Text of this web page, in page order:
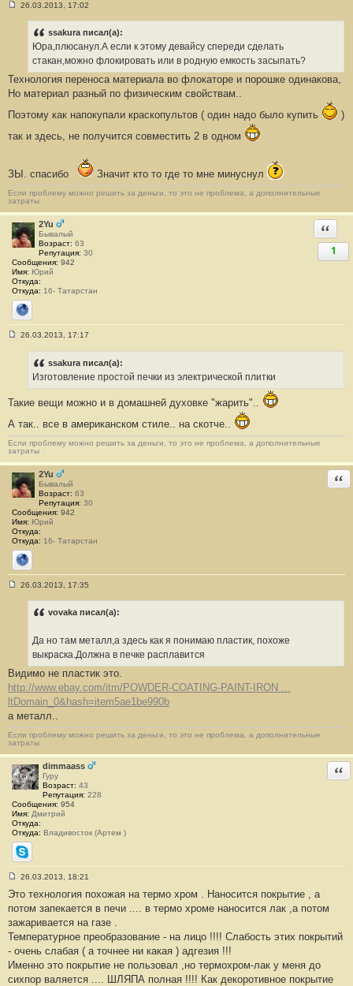
и
#
3
26.03.2013, 17:02
ssakura писал(а):
Юра,плюсанул.А если к этому девайсу спереди сделать
стакан,можно флокировать или в родную емкость засыпать?
Технология переноса материала во флокаторе и порошке одинакова,
Но материал разный по физическим свойствам..
Поэтому как напокупали краскопультов ( один надо было купить
)
так и здесь, не получится совместить 2 в одном
ЗЫ. спасибо Значит кто то где то мне минуснул
Если проблему можно решить за деньги, то это не проблема, а дополнительные
затраты
2Yu
Бывалый
Возраст: 63
Репутация: 30
Сообщения: 942
Имя: Юрий
Откуда:
Откуда: 16- Татарстан
Сайт
1
н
и
#
4
4
26.03.2013, 17:17
ssakura писал(а):
Изготовление простой печки из электрической плитки
Такие вещи можно и в домашней духовке "жарить"..
А так.. все в американском стиле.. на скотче..
Если проблему можно решить за деньги, то это не проблема, а дополнительные
затраты
2Yu
Бывалый
Возраст: 63
Репутация: 30
Сообщения: 942
Имя: Юрий
Откуда:
Откуда: 16- Татарстан
Сайт
#
4
5
26.03.2013, 17:35
vovaka писал(а):
Да но там металл,а здесь как я понимаю пластик, похоже
выкраска.Должна в печке расплавится
Видимо не пластик это.
http://www.ebay.com/itm/POWDER-COATING-PAINT-IRON ...
ltDomain_0&hash=item5ae1be990b
а металл..
Если проблему можно решить за деньги, то это не проблема, а дополнительные
затраты
dimmaass
Гуру
Возраст: 43
Репутация: 228
Сообщения: 954
Имя: Дмитрий
Откуда:
Откуда: Владивосток (Артем )
Skype
о
б
щ
н
и
#
4
26.03.2013, 18:21
Это технология похожая на термо хром . Наносится покрытие , а
потом запекается в печи .... в термо хроме наносится лак ,а потом
зажаривается на газе .
Температурное преобразование - на лицо !!!! Слабость этих покрытий
- очень слабая ( а точнее ни какая ) адгезия !!!
Именно это покрытие не пользовал ,но термохром-лак у меня до
сихпор валяется .... ШЛЯПА полная !!!! Как декоротивное покрытие